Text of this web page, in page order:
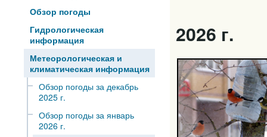
2026 г.
Обзор погоды
Гидрологическая
информация
Метеорологическая и
климатическая информация
Обзор погоды за декабрь
2025 г.
Обзор погоды за январь
2026 г.